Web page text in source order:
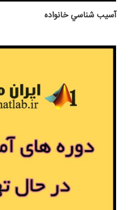
آسيب شناسي خانواده